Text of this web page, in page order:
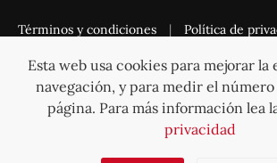
Términos y condiciones | Política de
Esta web usa cookies para mejorar
navegación, y para medir el número
página. Para más información lea
privacidad